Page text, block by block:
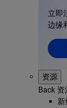
立即
边缘
资源
Back 资
新